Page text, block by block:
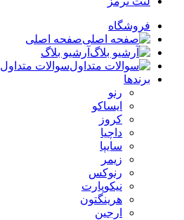
فروشگاه
صفحه اصلی
آرشیو بلاگ
سوالات متداول
برندها
رنو
ایساکو
کروز
داچیا
سایپا
زیمر
رنوکس
نیکوپارت
هرینگتون
ارجین